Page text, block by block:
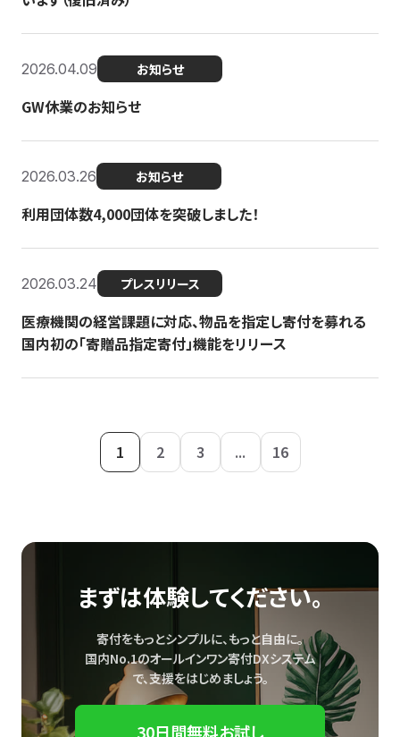
2026.04.09 お知らせ
GW休業のお知らせ
2026.03.26 お知らせ
利用団体数4,000団体を突破しました！
2026.03.24 プレスリリース
医療機関の経営課題に対応、物品を指定し寄付を募れる
国内初の「寄贈品指定寄付」機能をリリース
1 2 3 ... 16
まずは体験してください。
寄付をもっとシンプルに、もっと自由に。
国内No.1のオールインワン寄付DXシステム
で、支援をはじめましょう。
30日間無料お試し